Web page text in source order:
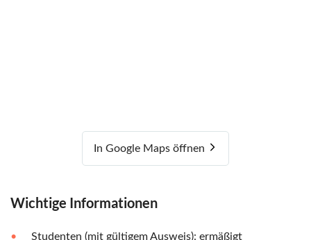
In Google Maps öffnen
Wichtige Informationen
Studenten (mit gültigem Ausweis): ermäßigt